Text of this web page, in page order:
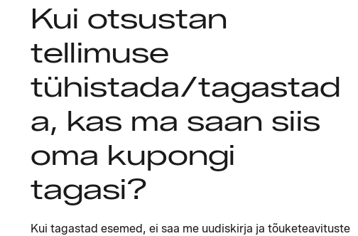
Kui otsustan
tellimuse
tühistada/tagastad
a, kas ma saan siis
oma kupongi
tagasi?
Kui tagastad esemed, ei saa me uudiskirja ja tõuketeavituste